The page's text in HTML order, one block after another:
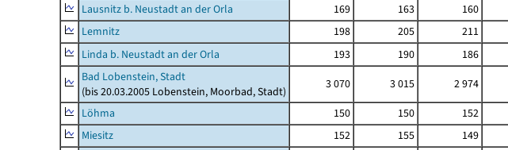
Lausnitz b. Neustadt an der Orla
169 163 160
Lemnitz
198 205 211
Linda b. Neustadt an der Orla
193 190 186
Bad Lobenstein, Stadt
(bis 20.03.2005 Lobenstein, Moorbad, Stadt)
3 070 3 015 2 974
Löhma
150 150 152
Miesitz
152 155 149